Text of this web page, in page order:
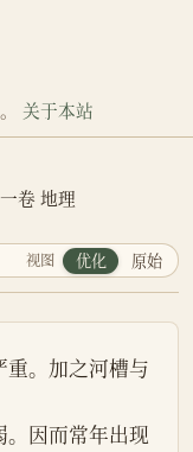
关于本站
卷 地理
视图 优化 原始
。加之河槽与
因而常年出现